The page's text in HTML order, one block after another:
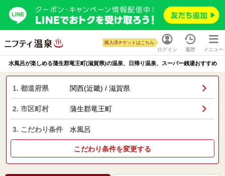
ログイン
購入済チケットはこちら
履歴 メニュー
水風呂が楽しめる蒲生郡竜王町(滋賀県)の温泉、日帰り温泉、スーパー銭湯おすすめ
1. 都道府県 関西(近畿) / 滋賀県
2. 市区町村 蒲生郡竜王町
3. こだわり条件 水風呂
こだわり条件を変更する